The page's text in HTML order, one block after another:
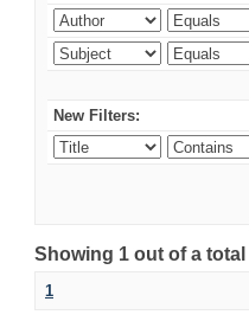
New Filters:
Showing 1 out of a
1